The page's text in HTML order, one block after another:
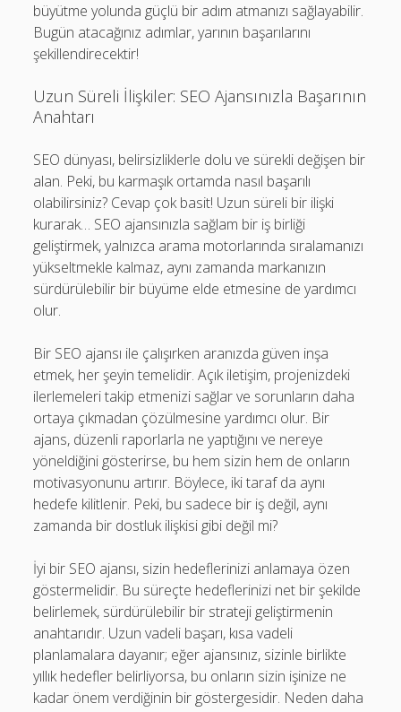
büyütme yolunda güçlü bir adım atmanızı sağlayabilir.
Bugün atacağınız adımlar, yarının başarılarını
şekillendirecektir!
Uzun Süreli İlişkiler: SEO Ajansınızla Başarının
Anahtarı
SEO dünyası, belirsizliklerle dolu ve sürekli değişen bir
alan. Peki, bu karmaşık ortamda nasıl başarılı
olabilirsiniz? Cevap çok basit! Uzun süreli bir ilişki
kurarak… SEO ajansınızla sağlam bir iş birliği
geliştirmek, yalnızca arama motorlarında sıralamanızı
yükseltmekle kalmaz, aynı zamanda markanızın
sürdürülebilir bir büyüme elde etmesine de yardımcı
olur.
Bir SEO ajansı ile çalışırken aranızda güven inşa
etmek, her şeyin temelidir. Açık iletişim, projenizdeki
ilerlemeleri takip etmenizi sağlar ve sorunların daha
ortaya çıkmadan çözülmesine yardımcı olur. Bir
ajans, düzenli raporlarla ne yaptığını ve nereye
yöneldiğini gösterirse, bu hem sizin hem de onların
motivasyonunu artırır. Böylece, iki taraf da aynı
hedefe kilitlenir. Peki, bu sadece bir iş değil, aynı
zamanda bir dostluk ilişkisi gibi değil mi?
İyi bir SEO ajansı, sizin hedeflerinizi anlamaya özen
göstermelidir. Bu süreçte hedeflerinizi net bir şekilde
belirlemek, sürdürülebilir bir strateji geliştirmenin
anahtarıdır. Uzun vadeli başarı, kısa vadeli
planlamalara dayanır; eğer ajansınız, sizinle birlikte
yıllık hedefler belirliyorsa, bu onların sizin işinize ne
kadar önem verdiğinin bir göstergesidir. Neden daha